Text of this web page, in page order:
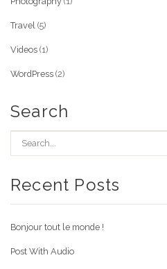
Travel (5)
Videos (1)
WordPress (2)
Search
Recent Posts
Bonjour tout le monde !
Post With Audio